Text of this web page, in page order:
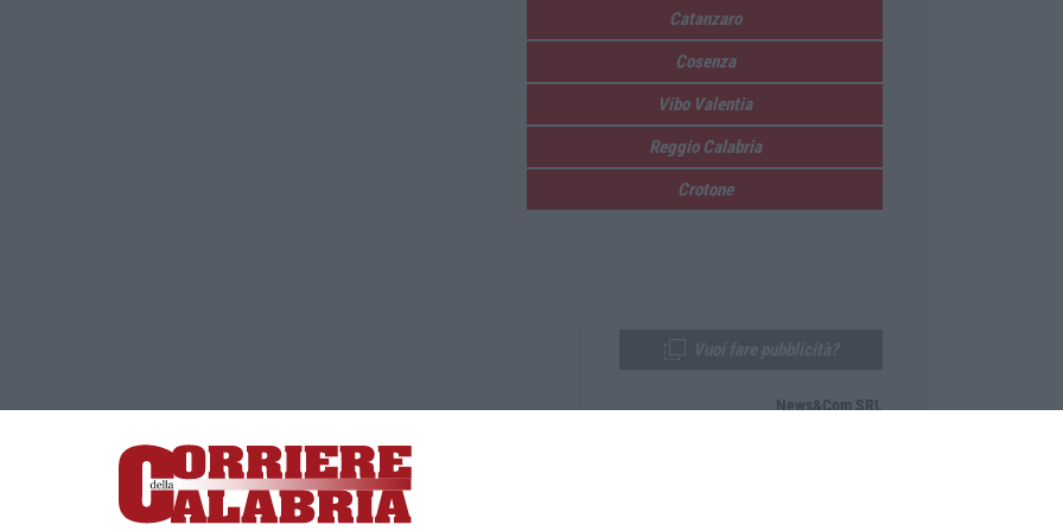
Catanzaro
Cosenza
Vibo Valentia
Reggio Calabria
Crotone
Lamezia Terme (CZ)
responsabile Paola Militano |Privacy
News&Com SRL